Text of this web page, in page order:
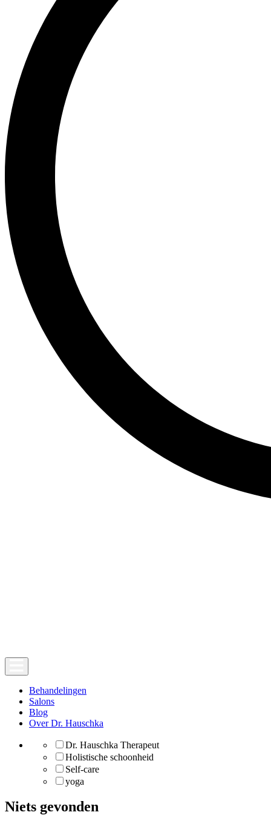
Behandelingen
Salons
Blog
Over Dr. Hauschka
Dr. Hauschka Therapeut
Holistische schoonheid
Self-care
yoga
Niets gevonden